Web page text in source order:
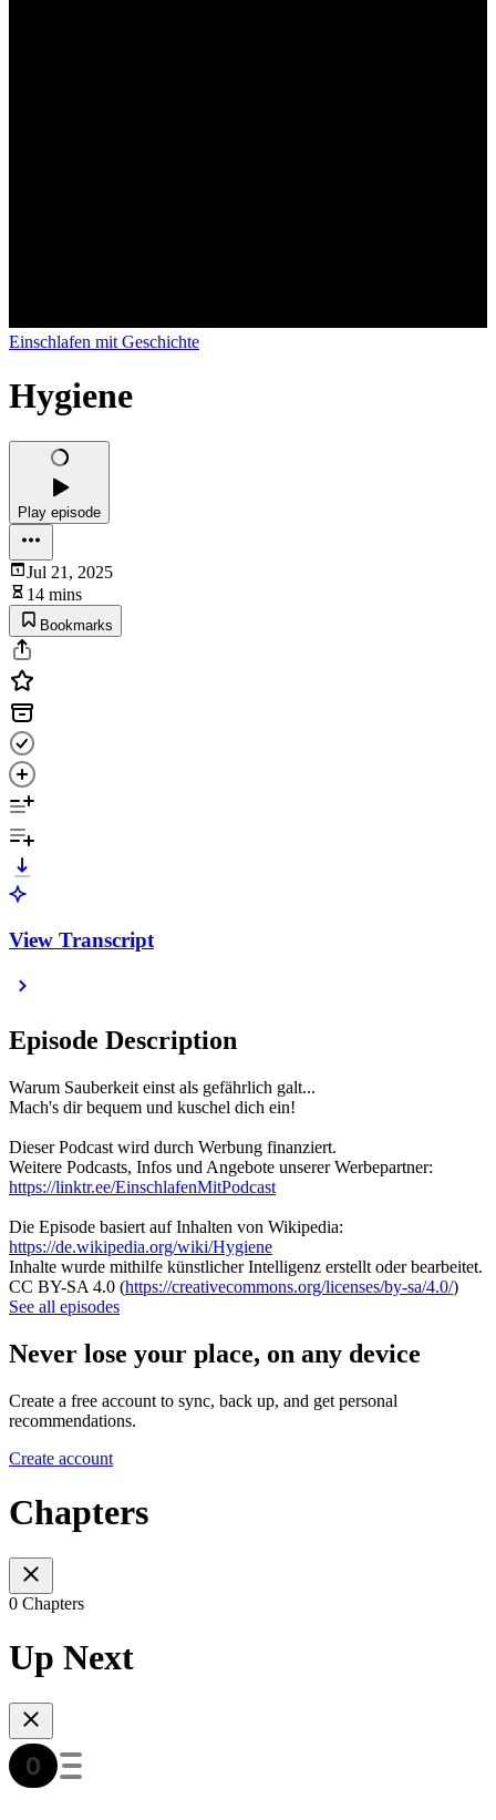
Einschlafen mit Geschichte
Hygiene
Play episode
Jul 21, 2025
14 mins
Bookmarks
View Transcript
Episode Description
Warum Sauberkeit einst als gefährlich galt...
Mach's dir bequem und kuschel dich ein!
Dieser Podcast wird durch Werbung finanziert.
Weitere Podcasts, Infos und Angebote unserer Werbepartner:
https://linktr.ee/EinschlafenMitPodcast
Die Episode basiert auf Inhalten von Wikipedia:
https://de.wikipedia.org/wiki/Hygiene
Inhalte wurde mithilfe künstlicher Intelligenz erstellt oder bearbeitet.
CC BY-SA 4.0 (https://creativecommons.org/licenses/by-sa/4.0/)
See all episodes
Never lose your place, on any device
Create a free account to sync, back up, and get personal
recommendations.
Create account
Chapters
0 Chapters
Up Next